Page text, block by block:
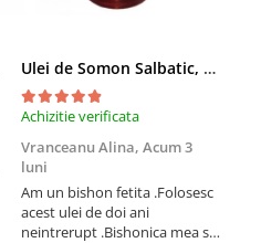
Ulei de Somon Salbatic, câini și pisici, piele si blană, BEST4PETS, 1l
Achizitie verificata
Vranceanu Alina, Acum 3
luni
Am un bishon fetita .Folosesc
acest ulei de doi ani
neintrerupt .Bishonica mea se